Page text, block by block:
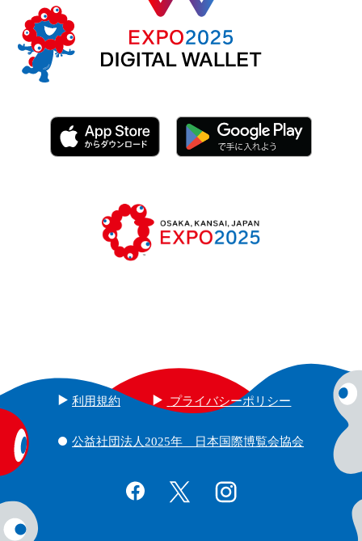
利用規約 プライバシーポリシー
公益社団法人2025年 日本国際博覧会協会